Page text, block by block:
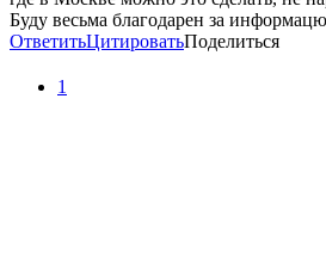
Буду весьма благодарен за
ОтветитьЦитироватьПоделиться
1